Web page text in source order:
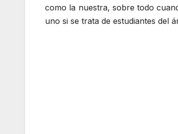
como la nuestra, sobre todo
uno si se trata de estudiantes del